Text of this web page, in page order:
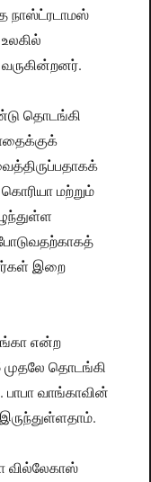
நாஸ்ட்ரடாமஸ்
வருகின்றனர்.
தொடங்கி
மற்றும்
போடுவதற்காகத்
இறை
என்ற
முதலே தொடங்கி
பாபா வாங்காவின்
வில்லேகாஸ்